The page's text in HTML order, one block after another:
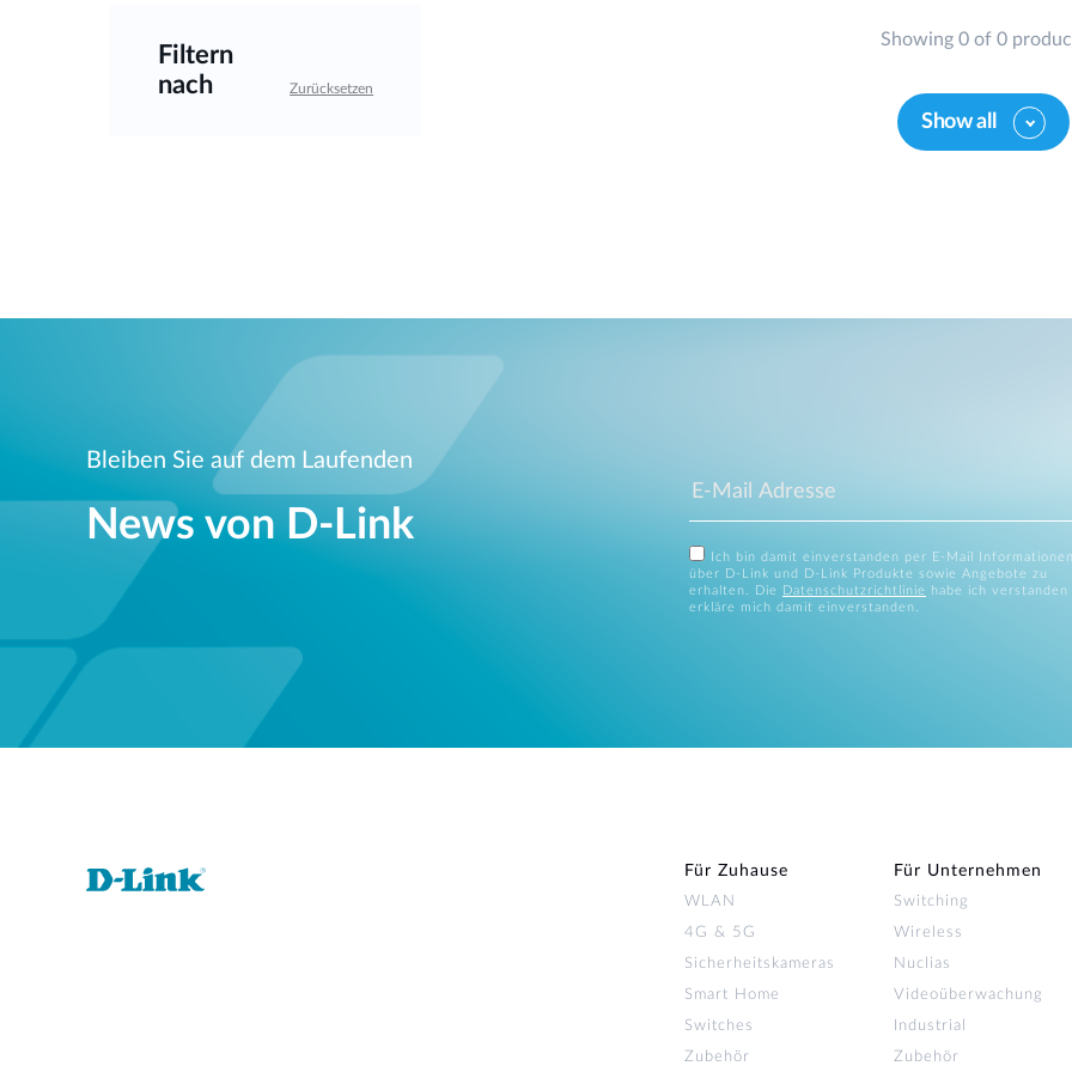
Filtern
nach
Zurücksetzen
Showing 0 of 0
Show all
Bleiben Sie auf dem Laufenden
News von D‑Link
Ich bin damit einverstanden per E-Mail
über D-Link und D-Link Produkte sowie Angebote zu
erhalten. Die
Datenschutzrichtlinie
habe ich verstanden
erkläre mich damit einverstanden.
Für Zuhause
WLAN
4G & 5G
Sicherheitskameras
Smart Home
Switches
Zubehör
Für Unternehmen
Switching
Wireless
Nuclias
Videoüberwachung
Industrial
Zubehör